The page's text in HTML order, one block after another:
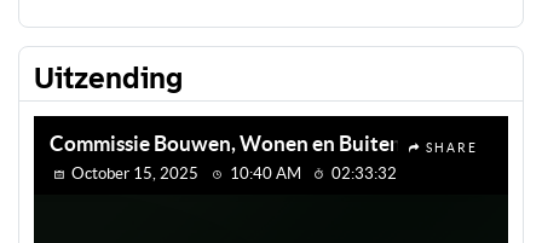
Uitzending